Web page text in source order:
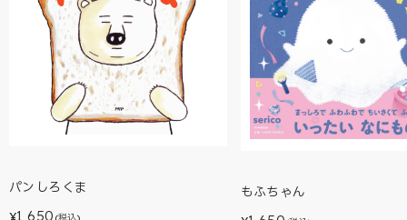
パンしろくま
¥1,650 (税込)
もふちゃん